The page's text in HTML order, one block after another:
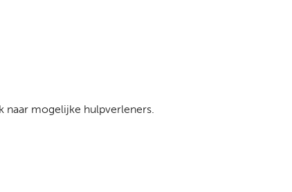
naar mogelijke hulpverleners.